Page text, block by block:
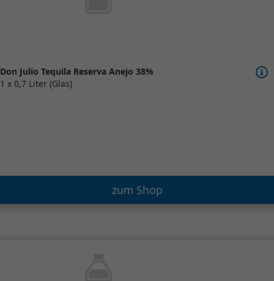
Don Julio Tequila Reserva Anejo 38%
1 x 0,7 Liter (Glas)
zum Shop